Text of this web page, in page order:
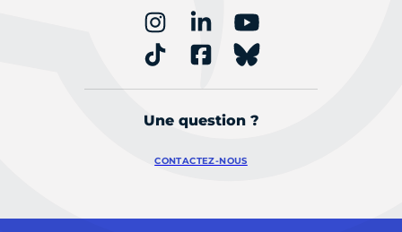
Une question ?
CONTACTEZ-NOUS